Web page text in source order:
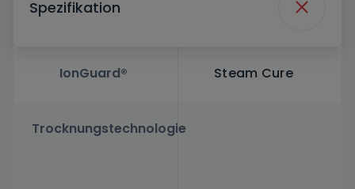
Spezifikation
IonGuard® Steam Cure
Trocknungstechnologie